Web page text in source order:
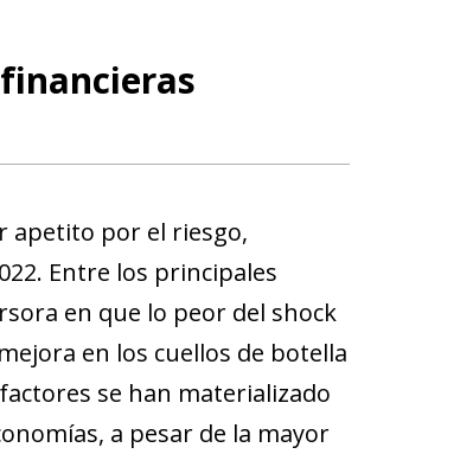
apetito por el riesgo,
Entre los principales
en que lo peor del shock
en los cuellos de botella
se han materializado
a pesar de la mayor